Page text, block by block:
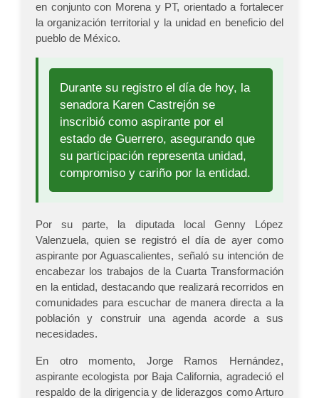
en conjunto con Morena y PT, orientado a fortalecer
la organización territorial y la unidad en beneficio del
pueblo de México.
Durante su registro el día de hoy, la
senadora Karen Castrejón se
inscribió como aspirante por el
estado de Guerrero, asegurando que
su participación representa unidad,
compromiso y cariño por la entidad.
Por su parte, la diputada local Genny López
Valenzuela, quien se registró el día de ayer como
aspirante por Aguascalientes, señaló su intención de
encabezar los trabajos de la Cuarta Transformación
en la entidad, destacando que realizará recorridos en
comunidades para escuchar de manera directa a la
población y construir una agenda acorde a sus
necesidades.
En otro momento, Jorge Ramos Hernández,
aspirante ecologista por Baja California, agradeció el
respaldo de la dirigencia y de liderazgos como Arturo